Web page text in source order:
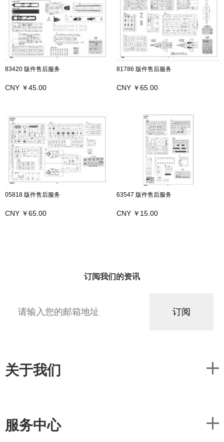
83420 版件售后服务
CNY ￥45.00
81786 版件售后服务
CNY ￥65.00
05818 版件售后服务
CNY ￥65.00
63547 版件售后服务
CNY ￥15.00
订阅我们的资讯
关于我们
服务中心